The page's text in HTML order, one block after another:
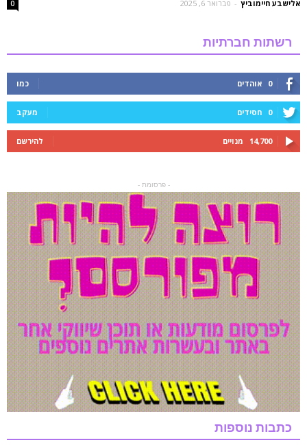
‫אלישבע חיימוביץ - פברואר 6, 2025 0
רשתות חברתיות
0 אוהדים כמו
0 חסידים מעקב
14,700 מנויים להירשם
- פרסומת -
כתבות נוספות